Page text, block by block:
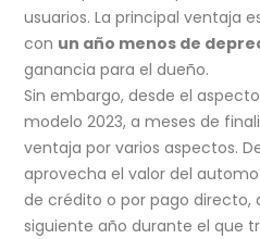
usuarios. La principal ventaja
con un año menos de
ganancia para el dueño.
Sin embargo, desde el aspecto
modelo 2023, a meses de
ventaja por varios aspectos.
aprovecha el valor del
de crédito o por pago directo,
siguiente año durante el que